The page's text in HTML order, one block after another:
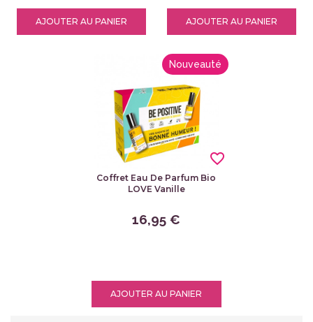
AJOUTER AU PANIER AJOUTER AU PANIER
Nouveauté
Coffret Eau De Parfum Bio
LOVE Vanille
16,95 €
AJOUTER AU PANIER
favorite_border